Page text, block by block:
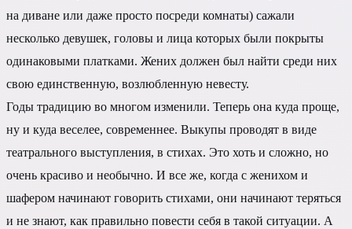
на диване или даже просто посреди комнаты) сажали
несколько девушек, головы и лица которых были покрыты
одинаковыми платками. Жених должен был найти среди них
свою единственную, возлюбленную невесту.
Годы традицию во многом изменили. Теперь она куда проще,
ну и куда веселее, современнее. Выкупы проводят в виде
театрального выступления, в стихах. Это хоть и сложно, но
очень красиво и необычно. И все же, когда с женихом и
шафером начинают говорить стихами, они начинают теряться
и не знают, как правильно повести себя в такой ситуации. А